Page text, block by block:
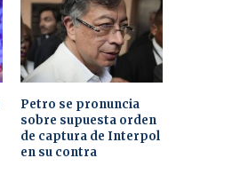
Petro se pronuncia
sobre supuesta orden
de captura de Interpol
en su contra